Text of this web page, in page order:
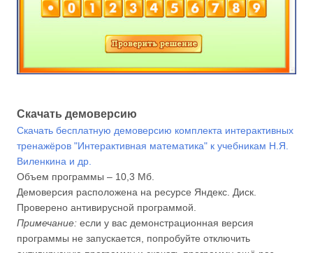
Скачать демоверсию
Скачать бесплатную демоверсию комплекта интерактивных
тренажёров "Интерактивная математика" к учебникам Н.Я.
Виленкина и др.
Объем программы – 10,3 Мб.
Демоверсия расположена на ресурсе Яндекс. Диск.
Проверено антивирусной программой.
Примечание: если у вас демонстрационная версия
программы не запускается, попробуйте отключить